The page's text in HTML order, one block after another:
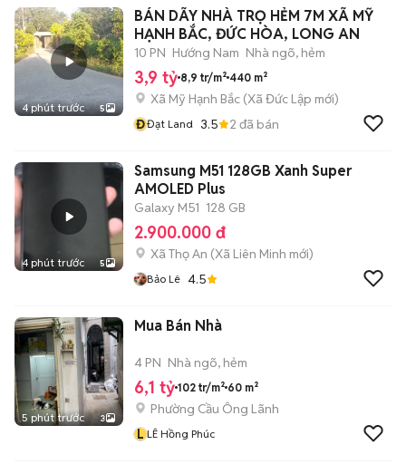
4 phút trước 5
BÁN DÃY NHÀ TRỌ HẺM 7M XÃ MỸ
HẠNH BẮC, ĐỨC HÒA, LONG AN
10 PN Hướng Nam Nhà ngõ, hẻm
3,9 tỷ 8,9 tr/m² 440 m²
Xã Mỹ Hạnh Bắc (Xã Đức Lập mới)
ĐĐạt Land 3.5 2 đã bán
4 phút trước 5
Samsung M51 128GB Xanh Super
AMOLED Plus
Galaxy M51 128 GB
2.900.000 đ
Xã Thọ An (Xã Liên Minh mới)
Bảo Lê 4.5
5 phút trước 3
Mua Bán Nhà
4 PN Nhà ngõ, hẻm
6,1 tỷ 102 tr/m² 60 m²
Phường Cầu Ông Lãnh
L LÊ Hồng Phúc